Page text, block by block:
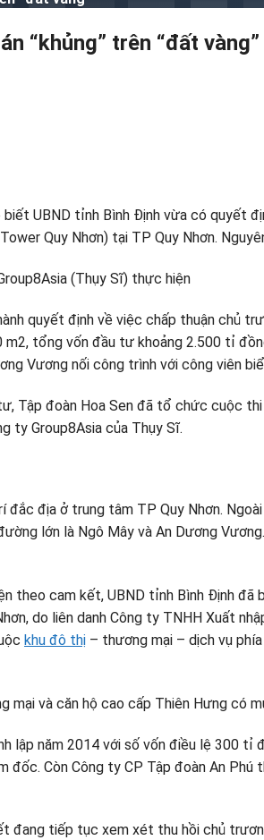
“khủng” trên “đất vàng”
UBND tỉnh Bình Định vừa có quyết
Quy Nhơn) tại TP Quy Nhơn.
(Thụy Sĩ) thực hiện
quyết định về việc chấp thuận chủ
tổng vốn đầu tư khoảng 2.500 tỉ
Vương nối công trình với công viên
Tập đoàn Hoa Sen đã tổ chức cuộc
ty Group8Asia của Thụy Sĩ.
đắc địa ở trung tâm TP Quy Nhơn.
lớn là Ngô Mây và An Dương
theo cam kết, UBND tỉnh Bình Định
do liên danh Công ty TNHH Xuất
khu đô thị – thương mại – dịch vụ
mại và căn hộ cao cấp Thiên Hưng có
lập năm 2014 với số vốn điều lệ 300
đốc. Còn Công ty CP Tập đoàn An
đang tiếp tục xem xét thu hồi chủ